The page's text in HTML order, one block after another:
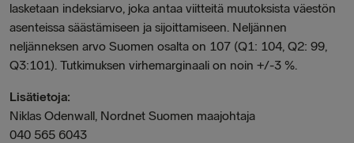
lasketaan indeksiarvo, joka antaa viitteitä muutoksista väestön
asenteissa säästämiseen ja sijoittamiseen. Neljännen
neljänneksen arvo Suomen osalta on 107 (Q1: 104, Q2: 99,
Q3:101). Tutkimuksen virhemarginaali on noin +/-3 %.
Lisätietoja:
Niklas Odenwall, Nordnet Suomen maajohtaja
040 565 6043